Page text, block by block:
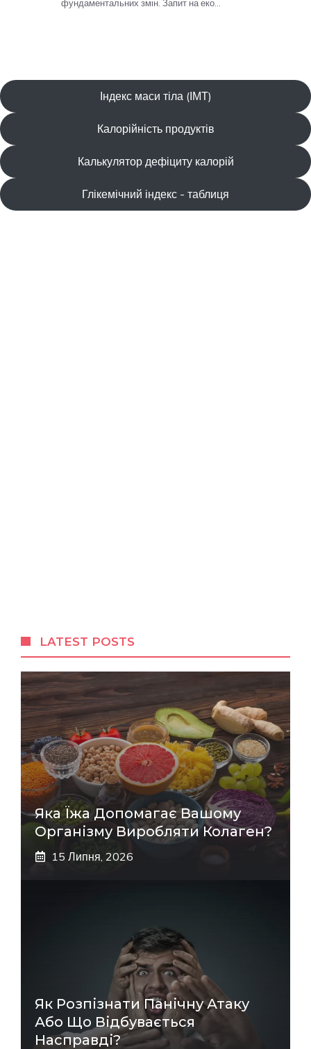
Індекс маси тіла (ІМТ)
Калорійність продуктів
Калькулятор дефіциту калорій
Глікемічний індекс - таблиця
LATEST POSTS
Яка Їжа Допомагає Вашому
Організму Виробляти Колаген?
15 Липня, 2026
Як Розпізнати Панічну Атаку
Або Що Відбувається
Насправді?